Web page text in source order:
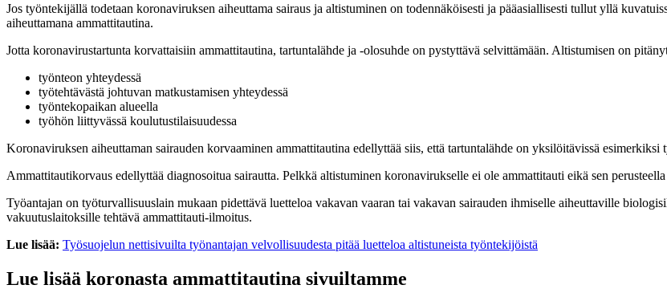
Jos työntekijällä todetaan koronaviruksen aiheuttama sairaus ja altistuminen on todennäköisesti ja pääasiallisesti tullut yllä
aiheuttamana ammattitautina.
Jotta koronavirustartunta korvattaisiin ammattitautina, tartuntalähde ja -olosuhde on pystyttävä selvittämään. Altistumisen on
työnteon yhteydessä
työtehtävästä johtuvan matkustamisen yhteydessä
työntekopaikan alueella
työhön liittyvässä koulutustilaisuudessa
Koronaviruksen aiheuttaman sairauden korvaaminen ammattitautina edellyttää siis, että tartuntalähde on yksilöitävissä esimerkiksi
Ammattitautikorvaus edellyttää diagnosoitua sairautta. Pelkkä altistuminen koronavirukselle ei ole ammattitauti eikä sen
Työantajan on työturvallisuuslain mukaan pidettävä luetteloa vakavan vaaran tai vakavan sairauden ihmiselle aiheuttaville
vakuutuslaitoksille tehtävä ammattitauti-ilmoitus.
Lue lisää: Työsuojelun nettisivuilta työnantajan velvollisuudesta pitää luetteloa altistuneista työntekijöistä
Lue lisää koronasta ammattitautina sivuiltamme